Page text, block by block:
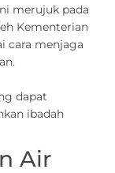
merujuk pada
Kementerian
cara menjaga
dapat
ibadah
Air